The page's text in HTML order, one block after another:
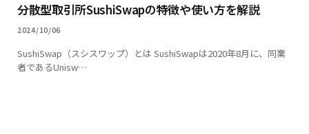
分散型取引所SushiSwapの特徴や使い方を解説
2024/10/06
SushiSwap（スシスワップ）とは SushiSwapは2020年8月に、同業
者であるUnisw…